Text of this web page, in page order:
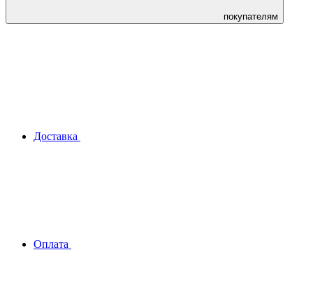
покупателям
Доставка
Оплата